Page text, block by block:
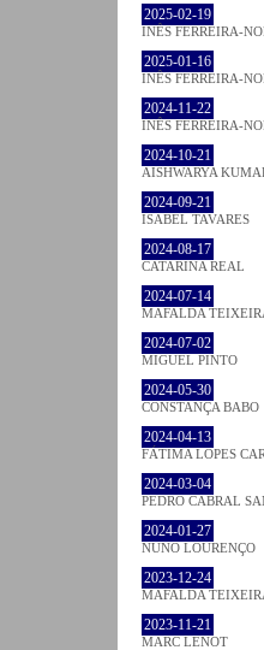
2025-02-19
INÊS FERREIRA-
2025-01-16
INÊS FERREIRA-
2024-11-22
INÊS FERREIRA-
2024-10-21
AISHWARYA
2024-09-21
ISABEL TAVARES
2024-08-17
CATARINA REAL
2024-07-14
MAFALDA
2024-07-02
MIGUEL PINTO
2024-05-30
CONSTANÇA BABO
2024-04-13
FÁTIMA LOPES
2024-03-04
PEDRO CABRAL
2024-01-27
NUNO LOURENÇO
2023-12-24
MAFALDA
2023-11-21
MARC LENOT